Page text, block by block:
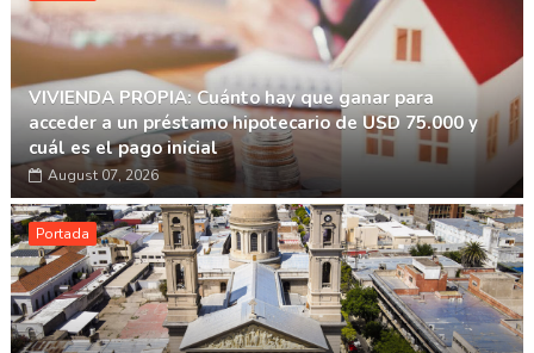
VIVIENDA PROPIA: Cuánto hay que ganar para
acceder a un préstamo hipotecario de USD 75.000 y
cuál es el pago inicial
August 07, 2026
Portada